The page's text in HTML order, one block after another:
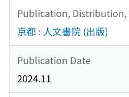
Publication, Distribution,
京都 : 人文書院 (出版)
Publication Date
2024.11